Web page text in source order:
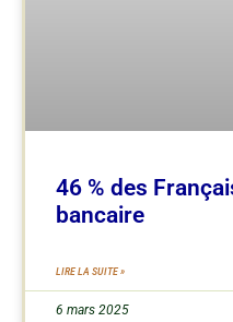
46 % des
bancaire
LIRE LA SUITE »
6 mars 2025